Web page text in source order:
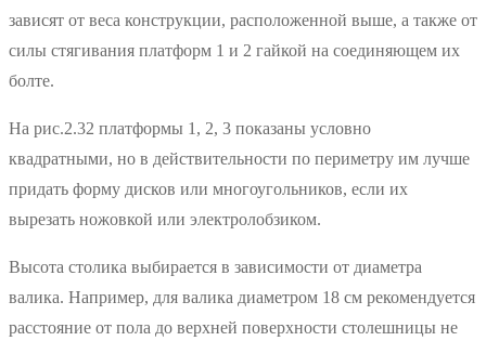
зависят от веса конструкции, расположенной выше, а также от
силы стягивания платформ 1 и 2 гайкой на соединяющем их
болте.
На рис.2.32 платформы 1, 2, 3 показаны условно
квадратными, но в действительности по периметру им лучше
придать форму дисков или многоугольников, если их
вырезать ножовкой или электролобзиком.
Высота столика выбирается в зависимости от диаметра
валика. Например, для валика диаметром 18 см рекомендуется
расстояние от пола до верхней поверхности столешницы не